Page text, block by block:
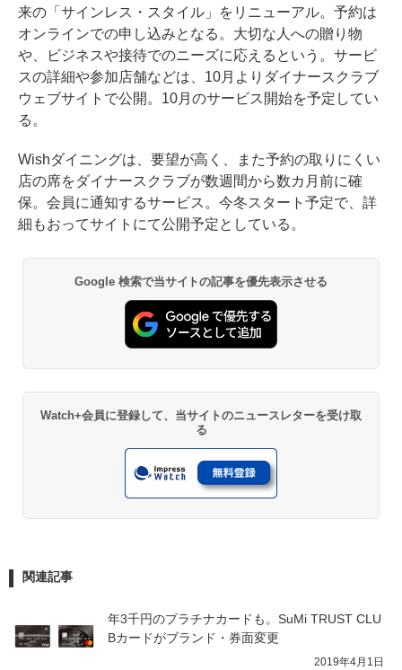
来の「サインレス・スタイル」をリニューアル。予約は
オンラインでの申し込みとなる。大切な人への贈り物
や、ビジネスや接待でのニーズに応えるという。サービ
スの詳細や参加店舗などは、10月よりダイナースクラブ
ウェブサイトで公開。10月のサービス開始を予定してい
る。
Wishダイニングは、要望が高く、また予約の取りにくい
店の席をダイナースクラブが数週間から数カ月前に確
保。会員に通知するサービス。今冬スタート予定で、詳
細もおってサイトにて公開予定としている。
Google 検索で当サイトの記事を優先表示させる
Watch+会員に登録して、当サイトのニュースレターを受け取
る
関連記事
年3千円のプラチナカードも。SuMi TRUST CLU
Bカードがブランド・券面変更
2019年4月1日